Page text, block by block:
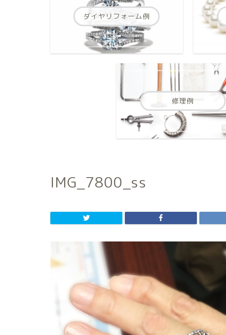
ダイヤリフォーム例
修理例
IMG_7800_ss